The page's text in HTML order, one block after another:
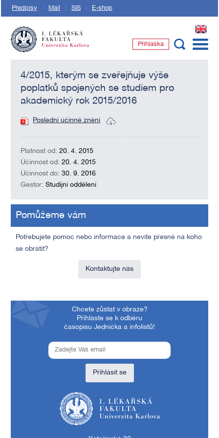
Předpisy Mail SIS E-shop
EN
Přihláška
4/2015, kterým se zveřejňuje výše
poplatků spojených se studiem pro
akademický rok 2015/2016
Poslední účinné znění
Platnost od:20. 4. 2015
Účinnost od:20. 4. 2015
Účinnost do:30. 9. 2016
Gestor:Studijní oddělení
Pomůžeme vám
Potřebujete pomoc nebo informace a nevíte přesně na koho
se obrátit?
Kontaktujte nás
Chcete zůstat v obraze?
Přihlaste se k odběru
časopisu Jednička a infolistů!
Přihlásit se